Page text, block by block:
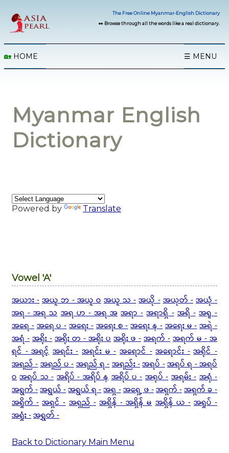
The Free Online Myanmar-English Dictionary
👀 Browse through all the words like a real dictionary.
🏡 HOME ☰ MENU
Myanmar English
Dictionary
Powered by Translate
Vowel 'A'
အယား - အယူ ဘ - အယူ ဝ အယူ သ - အယို - အယုတ် - အယုံ -
အရ - အရ သ အရ ဟ - အရ အ အရာ - အရာရှိ - အရိ - အရူ -
အရေ -အရေ ပ -အရေး -အရေး စ -အရေး န -အရေး မ -အရဲ -
အရံ - အရိုး - အရိုး တ - အရိုး ပ အရိုး ဖ - အရက် - အရက် မ -အ
ရင် - အရင့် အရင်း - အရင်း မ - အရောင် - အရောင်း - အရိုင် -
အရည် -အရည် ပ -အရည် ရ -အရည်း -အရပ် -အရပ် ရ - အရပ်
ဝ အရပ် သ - အရိပ် - အရိပ် န အရိပ် ပ - အရုပ် - အရမ်း - အရုံ -
အရွက် -အရွယ် -အရွယ် ရ -အရှ -အရှေ့ ဖ -အရှက် -အရှက် ခ -
အရှိုက် - အရှင် - အရှည် - အရှိန် - အရှိန် မ အရှိန် ယ - အရှုပ် -
အရှုံး -အရွှတ် -
Back to Dictionary Main Menu